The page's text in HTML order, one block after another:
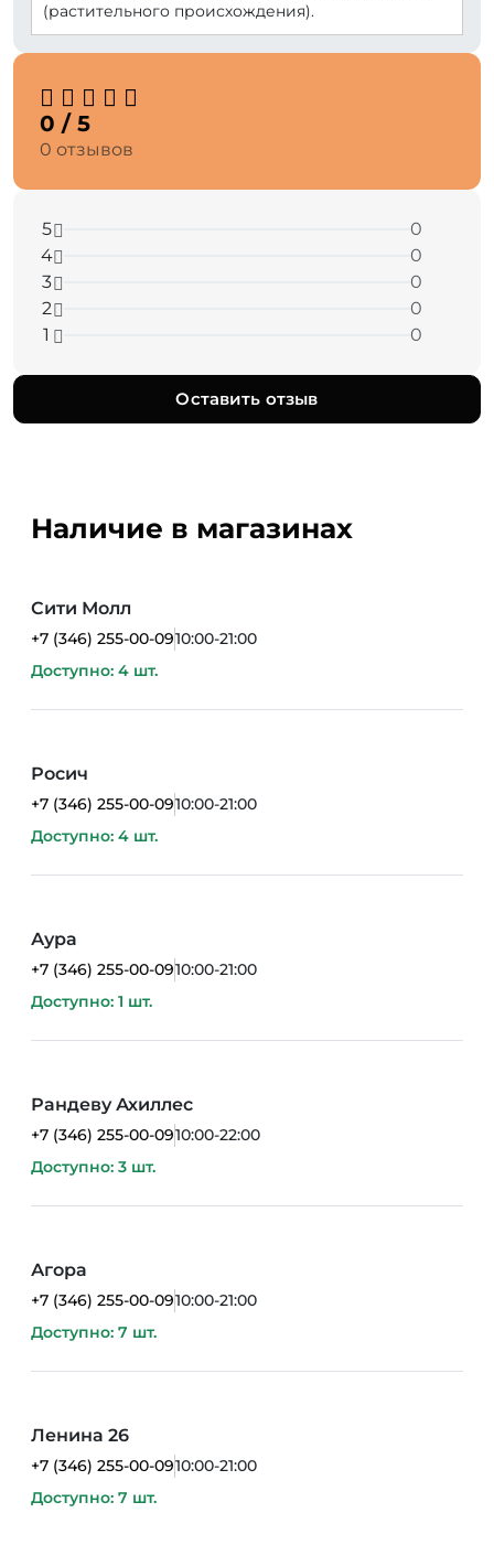
(растительного происхождения).
0 / 5
0 отзывов
5
0
4
0
3
0
2
0
1
0
Оставить отзыв
Наличие в магазинах
Сити Молл
+7 (346) 255-00-0910:00-21:00
Доступно: 4 шт.
Росич
+7 (346) 255-00-0910:00-21:00
Доступно: 4 шт.
Аура
+7 (346) 255-00-0910:00-21:00
Доступно: 1 шт.
Рандеву Ахиллес
+7 (346) 255-00-0910:00-22:00
Доступно: 3 шт.
Агора
+7 (346) 255-00-0910:00-21:00
Доступно: 7 шт.
Ленина 26
+7 (346) 255-00-0910:00-21:00
Доступно: 7 шт.